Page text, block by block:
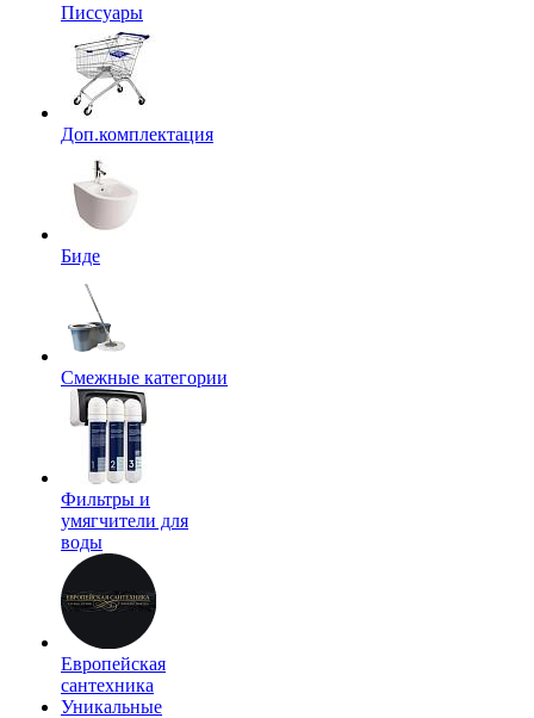
Писсуары
Доп.комплектация
Биде
Смежные категории
Фильтры и
умягчители для
воды
Европейская
сантехника
Уникальные